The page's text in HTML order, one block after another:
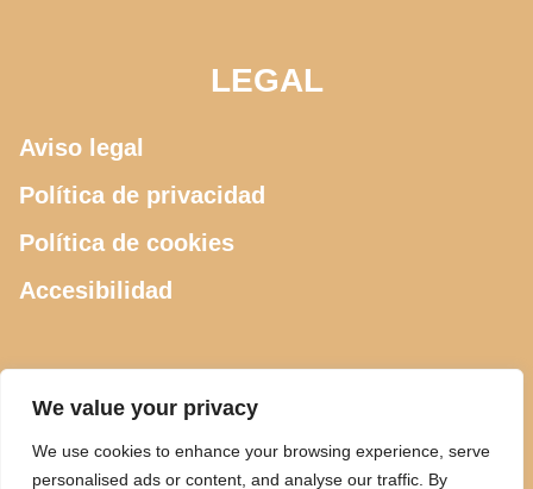
We value your privacy
We use cookies to enhance your browsing experience, serve
personalised ads or content, and analyse our traffic. By
LEGAL
Aviso legal
Política de privacidad
Política de cookies
Accesibilidad
CONTACTO
615 505 289